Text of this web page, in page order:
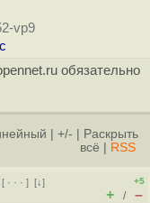
vp9
обязательно
+/-
Раскрыть
всё
RSS
[ · · ·][↓]
+5
+ / –